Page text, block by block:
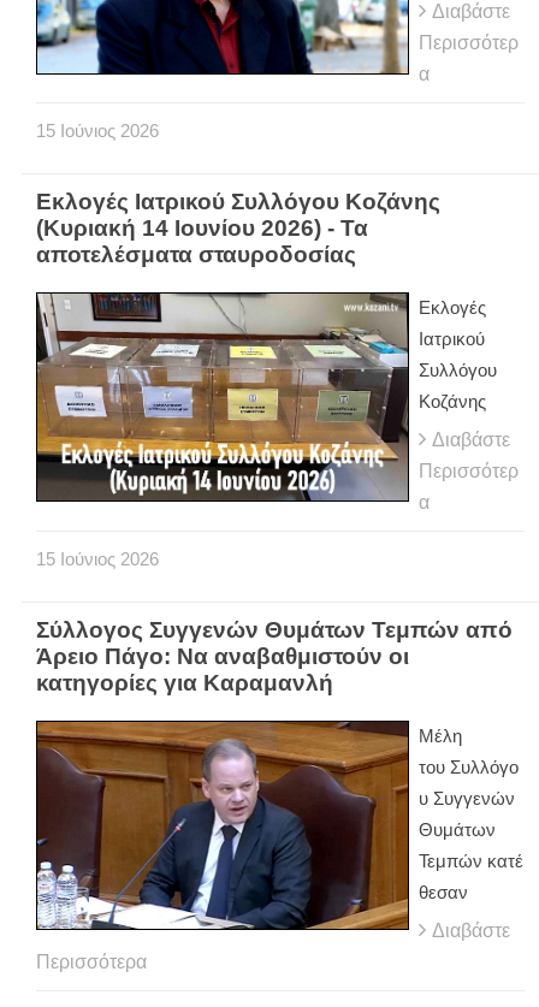
Διαβάστε
Περισσότερ
α
15 Ιούνιος 2026
Εκλογές Ιατρικού Συλλόγου Κοζάνης
(Κυριακή 14 Ιουνίου 2026) - Τα
αποτελέσματα σταυροδοσίας
Εκλογές
Ιατρικού
Συλλόγου
Κοζάνης
Διαβάστε
Περισσότερ
α
15 Ιούνιος 2026
Σύλλογος Συγγενών Θυμάτων Τεμπών από
Άρειο Πάγο: Να αναβαθμιστούν οι
κατηγορίες για Καραμανλή
Μέλη
του Συλλόγο
υ Συγγενών
Θυμάτων
Τεμπών κατέ
θεσαν
Διαβάστε
Περισσότερα